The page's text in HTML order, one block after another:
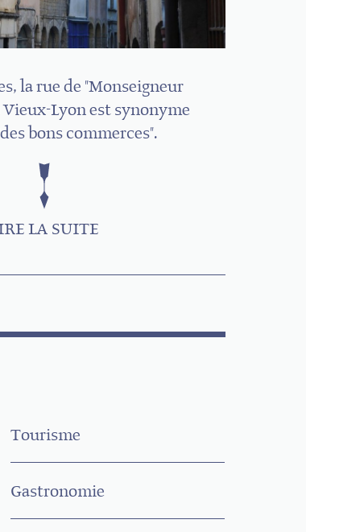
la rue de "Monseigneur
Vieux-Lyon est synonyme
bons commerces".
LA SUITE
Tourisme
Gastronomie